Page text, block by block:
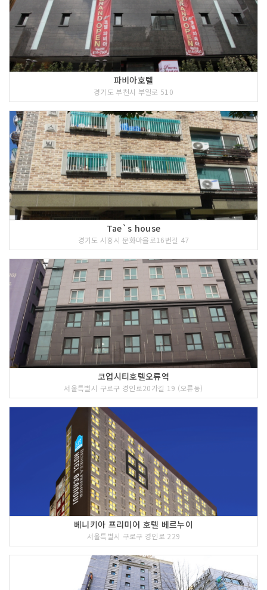
파비아호텔
경기도 부천시 부일로 510
Tae`s house
경기도 시흥시 문화마을로16번길 47
코업시티호텔오류역
서울특별시 구로구 경인로20가길 19 (오류동)
베니키아 프리미어 호텔 베르누이
서울특별시 구로구 경인로 229